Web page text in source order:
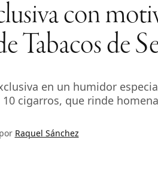
con
Tabacos de
en un humidor
cigarros, que rinde
Raquel Sánchez